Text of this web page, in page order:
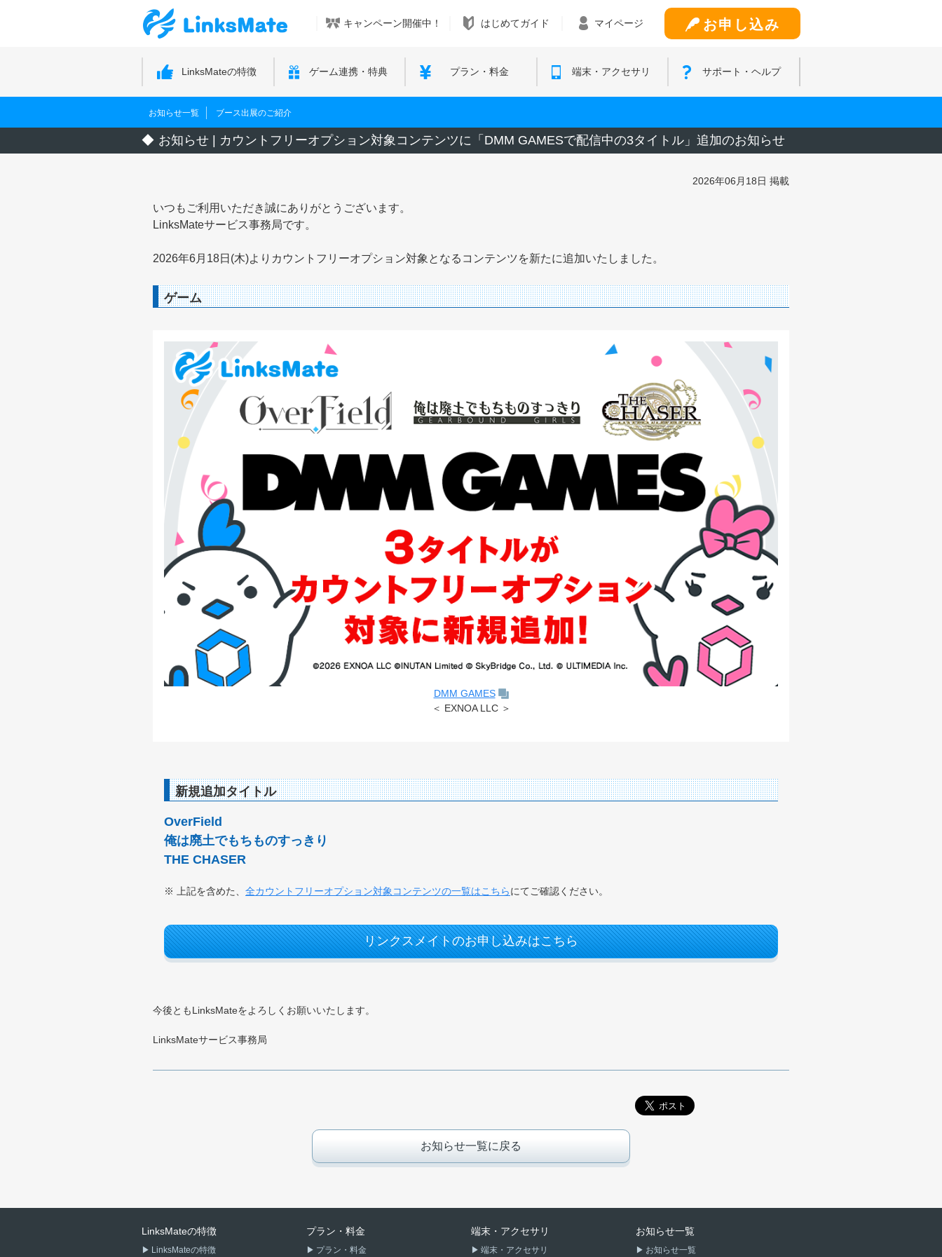
キャンペーン開催中！ はじめてガイド マイページ お申し込み
LinksMateの特徴 ゲーム連携・特典 プラン・料金 端末・アクセサリ サポート・ヘルプ
お知らせ一覧 ブース出展のご紹介
お知らせ | カウントフリーオプション対象コンテンツに「DMM GAMESで配信中の3タイトル」追加のお知らせ
2026年06月18日 掲載
いつもご利用いただき誠にありがとうございます。
LinksMateサービス事務局です。
2026年6月18日(木)よりカウントフリーオプション対象となるコンテンツを新たに追加いたしました。
ゲーム
DMM GAMES
＜ EXNOA LLC ＞
新規追加タイトル
OverField
俺は廃土でもちものすっきり
THE CHASER
上記を含めた、 全カウントフリーオプション対象コンテンツの一覧はこちらにてご確認ください。
リンクスメイトのお申し込みはこちら
今後ともLinksMateをよろしくお願いいたします。
LinksMateサービス事務局
お知らせ一覧に戻る
LinksMateの特徴
LinksMateの特徴
プラン・料金
プラン・料金
端末・アクセサリ
端末・アクセサリ
お知らせ一覧
お知らせ一覧